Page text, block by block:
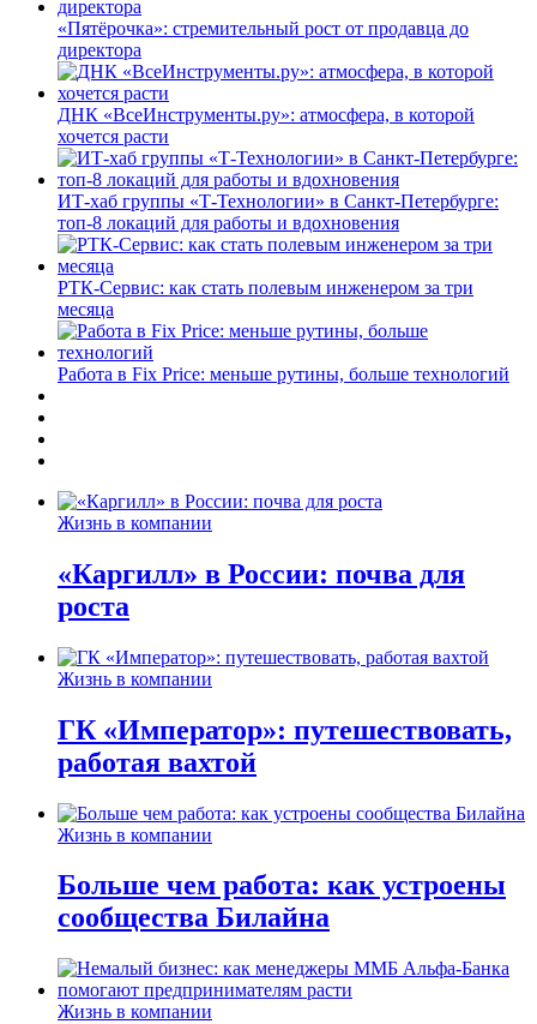
«Пятёрочка»: стремительный рост от продавца до
директора
ДНК «ВсеИнструменты.ру»: атмосфера, в которой
хочется расти
ИТ-хаб группы «Т-Технологии» в Санкт-Петербурге:
топ-8 локаций для работы и вдохновения
РТК-Сервис: как стать полевым инженером за три
месяца
Работа в Fix Price: меньше рутины, больше технологий
Жизнь в компании
«Каргилл» в России: почва для
роста
Жизнь в компании
ГК «Император»: путешествовать,
работая вахтой
Жизнь в компании
Больше чем работа: как устроены
сообщества Билайна
Жизнь в компании